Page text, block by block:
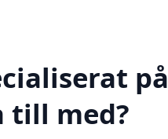
på
till med?